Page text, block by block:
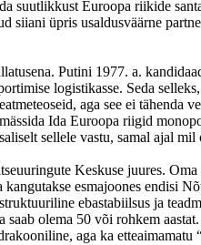
Euroopa riikide
siiani üpris usaldusväärne
Putini 1977. a.
logistikasse. Seda
aga see ei tähenda
Ida Euroopa riigid
sellele vastu, samal ajal
Keskuse juures.
esmajoones endisi
ebastabiilsus ja
olema 50 või rohkem
aga ka etteaimamatu